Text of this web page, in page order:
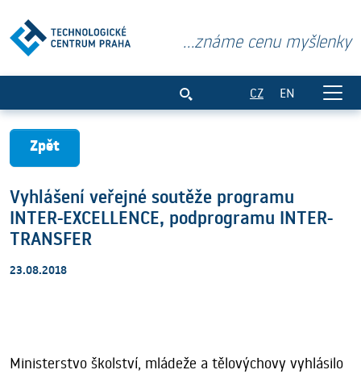
...známe cenu myšlenky
CZ EN
Zpět
Vyhlášení veřejné soutěže programu
INTER-EXCELLENCE, podprogramu INTER-
TRANSFER
23.08.2018
Ministerstvo školství, mládeže a tělovýchovy vyhlásilo